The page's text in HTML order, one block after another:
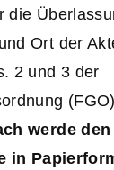
die
Ort der
2 und 3 der
werde
in